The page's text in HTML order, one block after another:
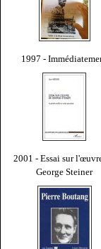
1997 -
2001 - Essai sur
George Steiner